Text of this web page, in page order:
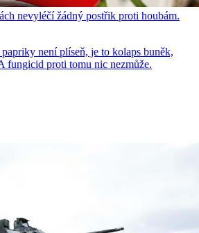
nevyléčí žádný postřik proti houbám.
není plíseň, je to kolaps buněk,
fungicid proti tomu nic nezmůže.